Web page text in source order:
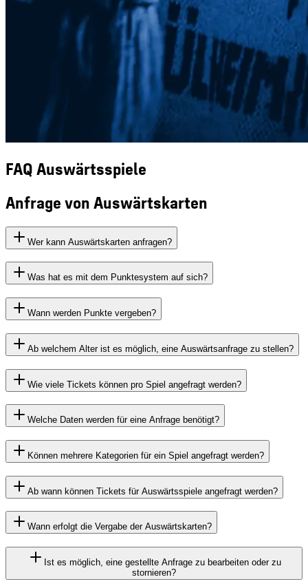
FAQ Auswärtsspiele
Anfrage von Auswärtskarten
Wer kann Auswärtskarten anfragen?
Was hat es mit dem Punktesystem auf sich?
Wann werden Punkte vergeben?
Ab welchem Alter ist es möglich, eine Auswärtsanfrage zu stellen?
Wie viele Tickets können pro Spiel angefragt werden?
Welche Daten werden für eine Anfrage benötigt?
Können mehrere Kategorien für ein Spiel angefragt werden?
Ab wann können Tickets für Auswärtsspiele angefragt werden?
Wann erfolgt die Vergabe der Auswärtskarten?
Ist es möglich, eine gestellte Anfrage zu bearbeiten oder zu
stornieren?